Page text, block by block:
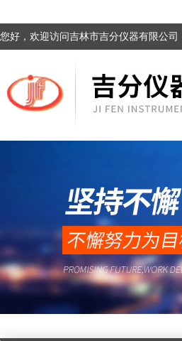
您好，欢迎访问吉林市吉分仪器有限公司